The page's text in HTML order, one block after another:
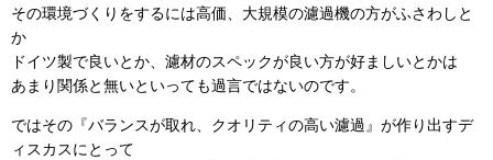
その環境づくりをするには高価、大規模の濾過機の方がふさわしと
か
ドイツ製で良いとか、濾材のスペックが良い方が好ましいとかは
あまり関係と無いといっても過言ではないのです。
ではその『バランスが取れ、クオリティの高い濾過』が作り出すデ
ィスカスにとって